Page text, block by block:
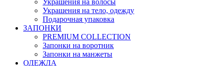
Украшения на волосы
Украшения на тело, одежду
Подарочная упаковка
ЗАПОНКИ
PREMIUM COLLECTION
Запонки на воротник
Запонки на манжеты
ОДЕЖДА